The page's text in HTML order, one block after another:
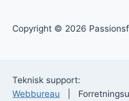
Copyright © 2026
Teknisk support:
Webbureau |